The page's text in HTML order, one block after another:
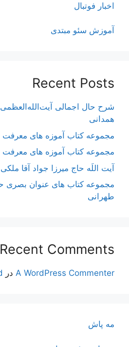
اخبار فوتبال
آموزش سئو مبتدی
Recent Posts
شرح حال اجمالی
همدانی
مجموعه کتاب آموزه های معرفت
مجموعه کتاب آموزه های معرفت
آیت اللَه حاج میرزا جواد آقا
مجموعه کتاب های عنوان بصری
طهرانی
Recent Comments
A WordPress Commenter در
مه پاش